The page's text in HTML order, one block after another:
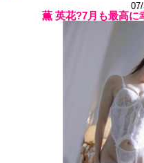
薫 英花?7月も最高